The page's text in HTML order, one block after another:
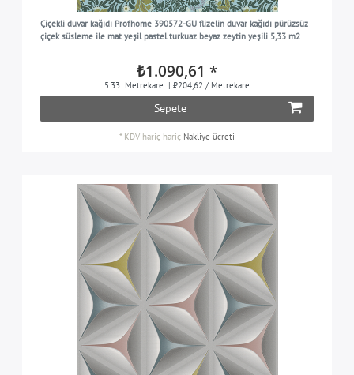
Çiçekli duvar kağıdı Profhome 390572-GU flizelin duvar kağıdı pürüzsüz
çiçek süsleme ile mat yeşil pastel turkuaz beyaz zeytin yeşili 5,33 m2
₺1.090,61 *
5.33 Metrekare | ₺204,62 / Metrekare
Sepete
* KDV hariç hariç Nakliye ücreti